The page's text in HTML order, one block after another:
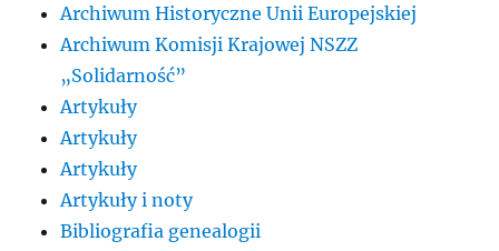
Archiwum Historyczne Unii Europejskiej
Archiwum Komisji Krajowej NSZZ
„Solidarność”
Artykuły
Artykuły
Artykuły
Artykuły i noty
Bibliografia genealogii